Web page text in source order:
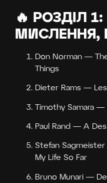
🔥 РОЗДІЛ
МИСЛЕННЯ,
Don Norman —
Things
Dieter Rams —
Timothy Samara —
Paul Rand — A
Stefan
My Life So Far
Bruno Munari —